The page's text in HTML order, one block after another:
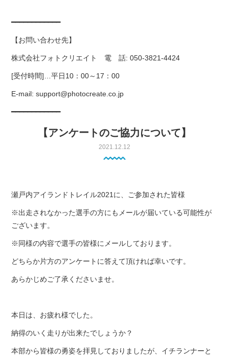
━━━━━━━━━━━━
【お問い合わせ先】
株式会社フォトクリエイト 電 話: 050-3821-4424
[受付時間]…平日10：00～17：00
E-mail: support@photocreate.co.jp
━━━━━━━━━━━━
【アンケートのご協力について】
2021.12.12
瀬戸内アイランドトレイル2021に、ご参加された皆様
※出走されなかった選手の方にもメールが届いている可能性が
ございます。
※同様の内容で選手の皆様にメールしております。
どちらか片方のアンケートに答えて頂ければ幸いです。
あらかじめご了承くださいませ。
本日は、お疲れ様でした。
納得のいく走りが出来たでしょうか？
本部から皆様の勇姿を拝見しておりましたが、イチランナーと